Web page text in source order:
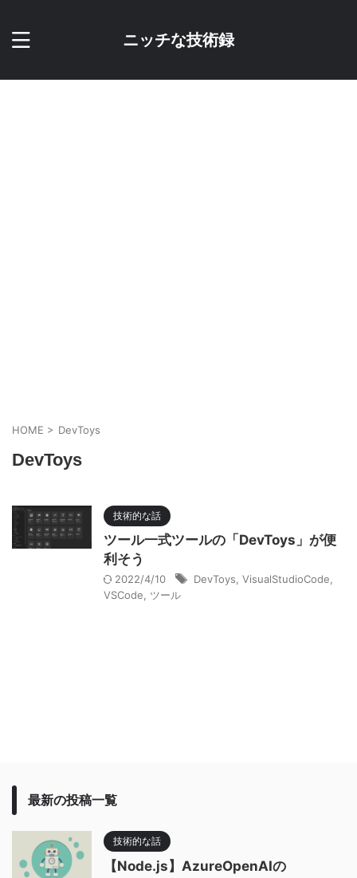
ニッチな技術録
HOME > DevToys
DevToys
技術的な話
ツール一式ツールの「DevToys」が便
利そう
2022/4/10 DevToys VisualStudioCode
VSCode
ツール
最新の投稿一覧
技術的な話
【Node.js】AzureOpenAIの